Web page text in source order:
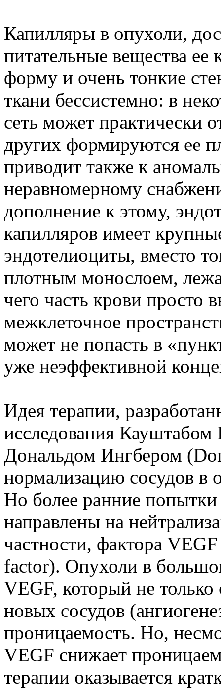
Капилляры в опухоли,
питательные вещества
форму и очень тонкие
ткани бессистемно: в
сеть может практически
других формируются ее
приводит также к
неравномерному
дополнение к этому,
капилляров имеет
эндотелиоциты, вместо
плотным монослоем,
чего часть крови просто
межклеточное
может не попасть в
уже неэффективной
Идея терапии,
исследования
Дональдом Ингбером
нормализацию сосудов в
Но более ранние
направлены на
частности, фактора
factor). Опухоли в
VEGF, который не только
новых сосудов
проницаемость. Но,
VEGF снижает
терапии оказывается